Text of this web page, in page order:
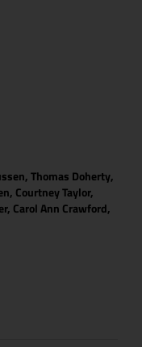
Thomas Doherty,
Courtney Taylor,
Carol Ann Crawford,